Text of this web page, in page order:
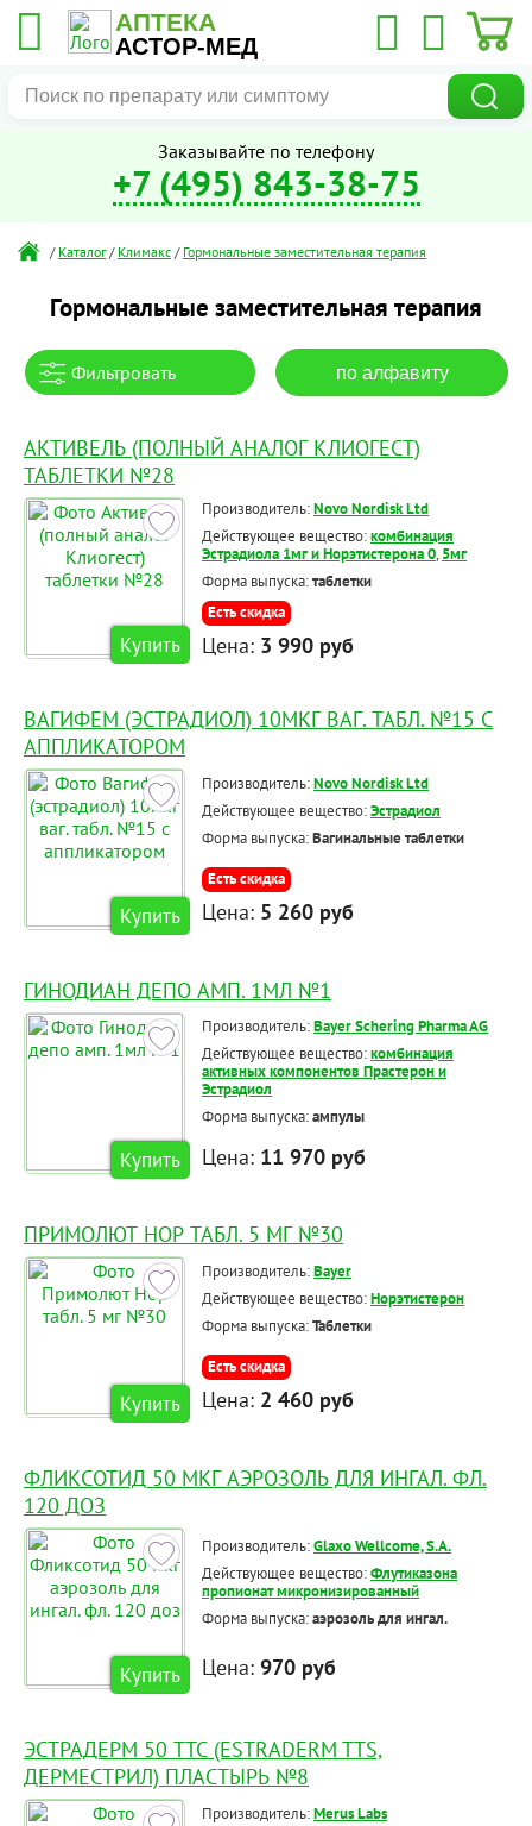
АПТЕКА
АСТОР-МЕД
Заказывайте по телефону
+7 (495) 843-38-75
/ Каталог / Климакс / Гормональные заместительная терапия
Гормональные заместительная терапия
Фильтровать по алфавиту
АКТИВЕЛЬ (ПОЛНЫЙ АНАЛОГ КЛИОГЕСТ)
ТАБЛЕТКИ №28
Купить
Производитель:Novo Nordisk Ltd
Действующее вещество:комбинация
Эстрадиола 1мг и Норэтистерона 0, 5мг
Форма выпуска:таблетки
Есть скидка
Цена: 3 990 руб
ВАГИФЕМ (ЭСТРАДИОЛ) 10МКГ ВАГ. ТАБЛ. №15 С
АППЛИКАТОРОМ
Купить
Производитель:Novo Nordisk Ltd
Действующее вещество:Эстрадиол
Форма выпуска:Вагинальные таблетки
Есть скидка
Цена: 5 260 руб
ГИНОДИАН ДЕПО АМП. 1МЛ №1
Купить
Производитель:Bayer Schering Pharma AG
Действующее вещество:комбинация
активных компонентов Прастерон и
Эстрадиол
Форма выпуска:ампулы
Цена: 11 970 руб
ПРИМОЛЮТ НОР ТАБЛ. 5 МГ №30
Купить
Производитель:Bayer
Действующее вещество:Норэтистерон
Форма выпуска:Таблетки
Есть скидка
Цена: 2 460 руб
ФЛИКСОТИД 50 МКГ АЭРОЗОЛЬ ДЛЯ ИНГАЛ. ФЛ.
120 ДОЗ
Купить
Производитель:Glaxo Wellcome, S.A.
Действующее вещество:Флутиказона
пропионат микронизированный
Форма выпуска:аэрозоль для ингал.
Цена: 970 руб
ЭСТРАДЕРМ 50 ТТС (ESTRADERM TTS,
ДЕРМЕСТРИЛ) ПЛАСТЫРЬ №8
Производитель:Merus Labs